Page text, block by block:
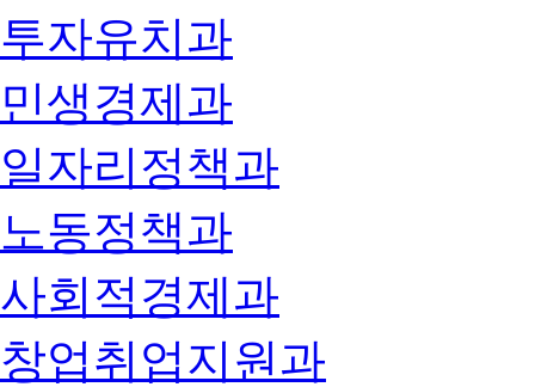
투자유치과
민생경제과
일자리정책과
노동정책과
사회적경제과
창업취업지원과